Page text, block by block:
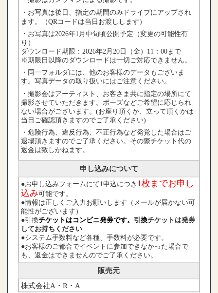
・お写真は後日、指定の期間のみドライブにアップされ
ます。
（QRコードは当日お渡しします）
・お写真は2026年1月中旬頃公開予定（変更の可能性有
り）
ダウンロード期限：2026年2月20日（金）11：00まで
※期限日以降のダウンロードは一切ご対応できません。
・同一フォルダには、他のお客様のデータもございま
す。写真データの取り扱いにはご注意ください。
・撮影会はアーティスト、お客さま共に指定の場所にて
撮影させていただきます。ポーズなどご希望に応じられ
ない場合がございます。(お座り頂くか、立って頂くかは
当日ご確認頂きますのでご了承ください)
・危険行為、違反行為、不正行為など発覚した場合はご
退場頂きますのでご了承ください。その際チケット代の
返金は致しかねます。
申し込みについて
●お申し込みフォームにて1申込につき 1枚ま でお申し
込み可能です。
●情報は正しくご入力お願いします（メールが届かない可
能性がございます）
●引換チケットはコンビニ発券です。引換チケットは発券
してお持ちください
●システム手数料など各種、手数料が必要です。
●お客様のご都合でイベントに参加できなかった場合で
も、返金はできませんのでご了承ください。
販売元
株式会社A・R・A